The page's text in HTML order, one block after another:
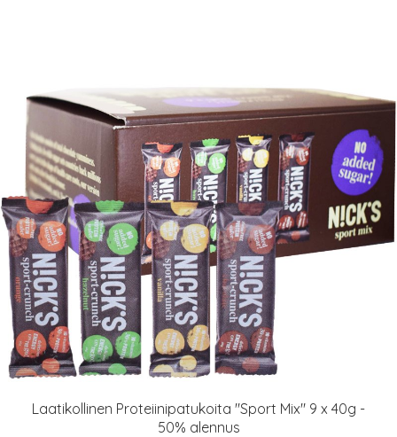
Laatikollinen Proteiinipatukoita "Sport Mix" 9 x 40g -
50% alennus